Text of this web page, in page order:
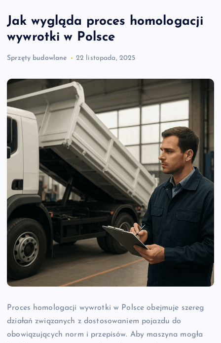
Jak wygląda proces homologacji
wywrotki w Polsce
Sprzęty budowlane 22 listopada, 2025
Proces homologacji wywrotki w Polsce obejmuje szereg
działań związanych z dostosowaniem pojazdu do
obowiązujących norm i przepisów. Aby maszyna mogła